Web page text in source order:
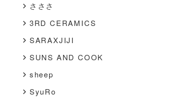
さささ
3RD CERAMICS
SARAXJIJI
SUNS AND COOK
sheep
SyuRo